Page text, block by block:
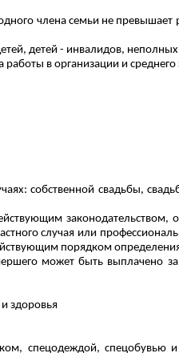
члена семьи не
детей - инвалидов,
работы в организации и
собственной свадьбы,
случая или
порядком
может быть выплачено
здоровья
спецодеждой,